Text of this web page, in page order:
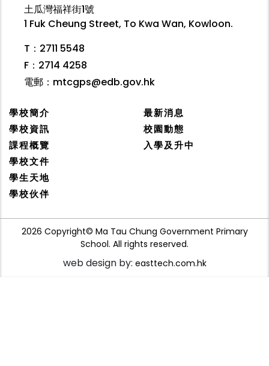
土瓜灣福祥街1號
1 Fuk Cheung Street, To Kwa Wan, Kowloon.
T：2711 5548
F：2714 4258
電郵： mtcgps@edb.gov.hk
學校簡介
學校資訊
課程概覽
學校文件
學生天地
學校伙伴
最新消息
校園動態
入學及升中
2026 Copyright© Ma Tau Chung Government Primary
School. All rights reserved.
web design by: easttech.com.hk